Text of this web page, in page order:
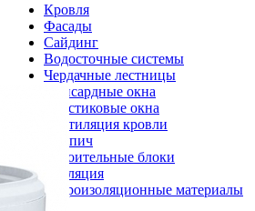
Кровля
Фасады
Сайдинг
Водосточные системы
Чердачные лестницы
Мансардные окна
Пластиковые окна
Вентиляция кровли
Кирпич
Строительные блоки
Изоляция
Гидроизоляционные материалы